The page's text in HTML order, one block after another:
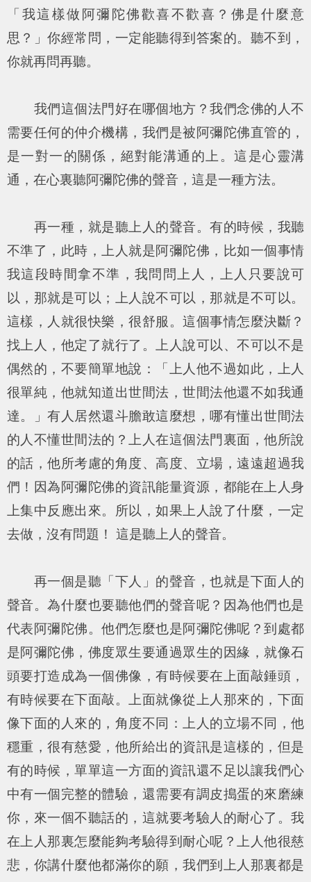
「我這樣做阿彌陀佛歡喜不歡喜？佛是什麼意
思？」你經常問，一定能聽得到答案的。聽不到，
你就再問再聽。
我們這個法門好在哪個地方？我們念佛的人不
需要任何的仲介機構，我們是被阿彌陀佛直管的，
是一對一的關係，絕對能溝通的上。這是心靈溝
通，在心裏聽阿彌陀佛的聲音，這是一種方法。
再一種，就是聽上人的聲音。有的時候，我聽
不準了，此時，上人就是阿彌陀佛，比如一個事情
我這段時間拿不準，我問問上人，上人只要說可
以，那就是可以；上人說不可以，那就是不可以。
這樣，人就很快樂，很舒服。這個事情怎麼決斷？
找上人，他定了就行了。上人說可以、不可以不是
偶然的，不要簡單地說：「上人他不過如此，上人
很單純，他就知道出世間法，世間法他還不如我通
達。」有人居然還斗膽敢這麼想，哪有懂出世間法
的人不懂世間法的？上人在這個法門裏面，他所說
的話，他所考慮的角度、高度、立場，遠遠超過我
們！因為阿彌陀佛的資訊能量資源，都能在上人身
上集中反應出來。所以，如果上人說了什麼，一定
去做，沒有問題！ 這是聽上人的聲音。
再一個是聽「下人」的聲音，也就是下面人的
聲音。為什麼也要聽他們的聲音呢？因為他們也是
代表阿彌陀佛。他們怎麼也是阿彌陀佛呢？到處都
是阿彌陀佛，佛度眾生要通過眾生的因緣，就像石
頭要打造成為一個佛像，有時候要在上面敲錘頭，
有時候要在下面敲。上面就像從上人那來的，下面
像下面的人來的，角度不同：上人的立場不同，他
穩重，很有慈愛，他所給出的資訊是這樣的，但是
有的時候，單單這一方面的資訊還不足以讓我們心
中有一個完整的體驗，還需要有調皮搗蛋的來磨練
你，來一個不聽話的，這就要考驗人的耐心了。我
在上人那裏怎麼能夠考驗得到耐心呢？上人他很慈
悲，你講什麼他都滿你的願，我們到上人那裏都是